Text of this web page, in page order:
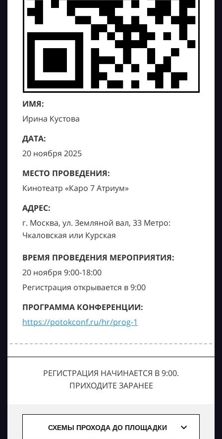
ИМЯ:
Ирина Кустова
ДАТА:
20 ноября 2025
МЕСТО ПРОВЕДЕНИЯ:
Кинотеатр «Каро 7 Атриум»
АДРЕС:
г. Москва, ул. Земляной вал, 33 Метро:
Чкаловская или Курская
ВРЕМЯ ПРОВЕДЕНИЯ МЕРОПРИЯТИЯ:
20 ноября 9:00-18:00
Регистрация открывается в 9:00
ПРОГРАММА КОНФЕРЕНЦИИ:
https://potokconf.ru/hr/prog-1
РЕГИСТРАЦИЯ НАЧИНАЕТСЯ В 9:00.
ПРИХОДИТЕ ЗАРАНЕЕ
СХЕМЫ ПРОХОДА ДО ПЛОЩАДКИ